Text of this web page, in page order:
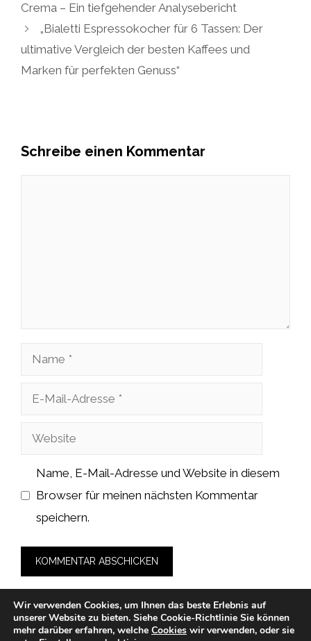
Crema – Ein tiefgehender Analysebericht
„Bialetti Espressokocher für 6 Tassen: Der
ultimative Vergleich der besten Kaffees und
Marken für perfekten Genuss“
Schreibe einen Kommentar
Name
Adresse
Website
Name, E-Mail-Adresse und Website in diesem
Browser für meinen nächsten Kommentar
speichern.
Wir verwenden Cookies, um Ihnen das beste Erlebnis auf
unserer Website zu bieten. Siehe Cookie-Richtlinie Sie können
mehr darüber erfahren, welche Cookies wir verwenden, oder sie